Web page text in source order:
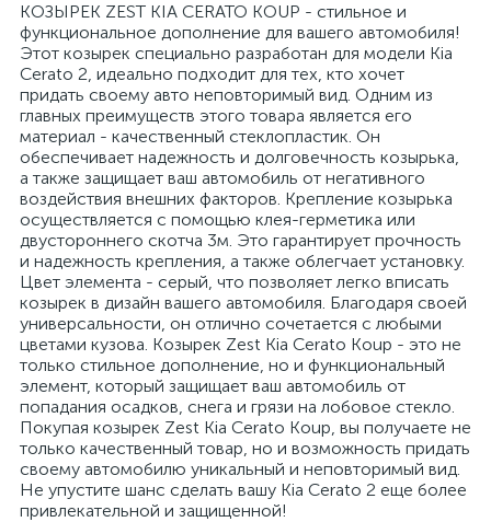
КОЗЫРЕК ZEST KIA CERATO KOUP - стильное и
функциональное дополнение для вашего автомобиля!
Этот козырек специально разработан для модели Kia
Cerato 2, идеально подходит для тех, кто хочет
придать своему авто неповторимый вид. Одним из
главных преимуществ этого товара является его
материал - качественный стеклопластик. Он
обеспечивает надежность и долговечность козырька,
а также защищает ваш автомобиль от негативного
воздействия внешних факторов. Крепление козырька
осуществляется с помощью клея-герметика или
двустороннего скотча 3м. Это гарантирует прочность
и надежность крепления, а также облегчает установку.
Цвет элемента - серый, что позволяет легко вписать
козырек в дизайн вашего автомобиля. Благодаря своей
универсальности, он отлично сочетается с любыми
цветами кузова. Козырек Zest Kia Cerato Koup - это не
только стильное дополнение, но и функциональный
элемент, который защищает ваш автомобиль от
попадания осадков, снега и грязи на лобовое стекло.
Покупая козырек Zest Kia Cerato Koup, вы получаете не
только качественный товар, но и возможность придать
своему автомобилю уникальный и неповторимый вид.
Не упустите шанс сделать вашу Kia Cerato 2 еще более
привлекательной и защищенной!